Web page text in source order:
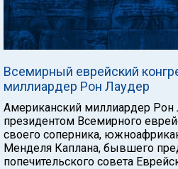
Всемирный еврейский
миллиардер Рон Лаудер
Американский миллиардер Рон
президентом Всемирного
своего соперника,
Менделя Каплана, бывшего
попечительского совета